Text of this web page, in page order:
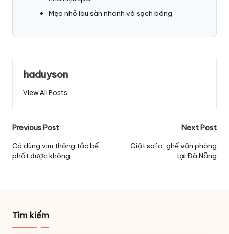
Mẹo nhỏ lau sàn nhanh và sạch bóng
haduyson
View All Posts
Post
navigation
Previous Post
Có dùng vim thông tắc bể
phốt được không
Next Post
Giặt sofa, ghế văn phòng
tại Đà Nẵng
Tìm kiếm